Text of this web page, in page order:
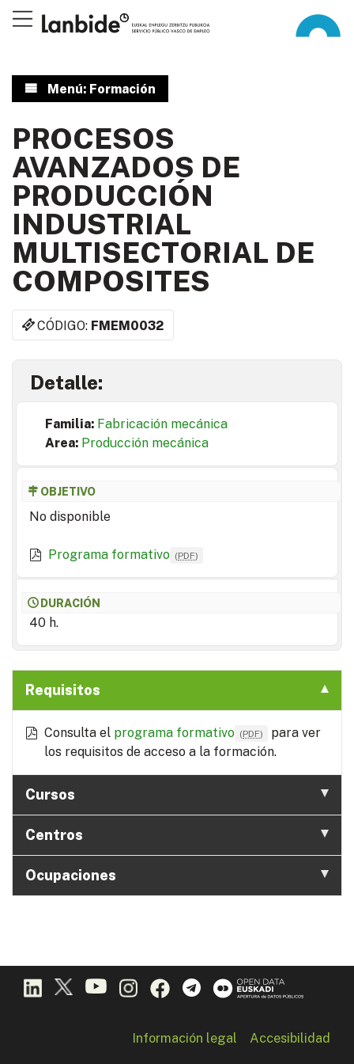
Menú: Formación
PROCESOS
AVANZADOS DE
PRODUCCIÓN
INDUSTRIAL
MULTISECTORIAL DE
COMPOSITES
CÓDIGO: FMEM0032
Detalle:
Familia: Fabricación mecánica
Area: Producción mecánica
OBJETIVO
No disponible
Programa formativo (PDF)
DURACIÓN
40 h.
Requisitos
Consulta el programa formativo (PDF)
para ver
los requisitos de acceso a la formación.
Cursos
Centros
Ocupaciones
Información legal Accesibilidad